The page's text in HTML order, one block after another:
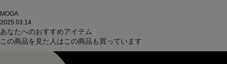
MOGA
2025.03.14
あなたへのおすすめアイテム
この商品を見た人はこの商品も買っています